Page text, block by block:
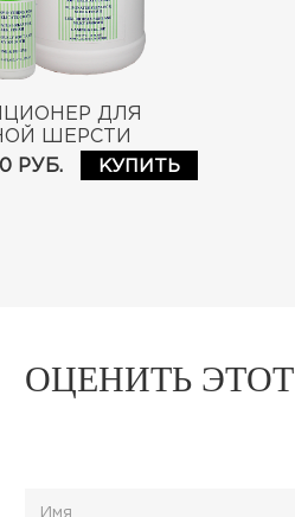
ДЛЯ
ШЕРСТИ
TEN SOFT &
РУБ. КУПИТЬ
ОЦЕНИТЬ